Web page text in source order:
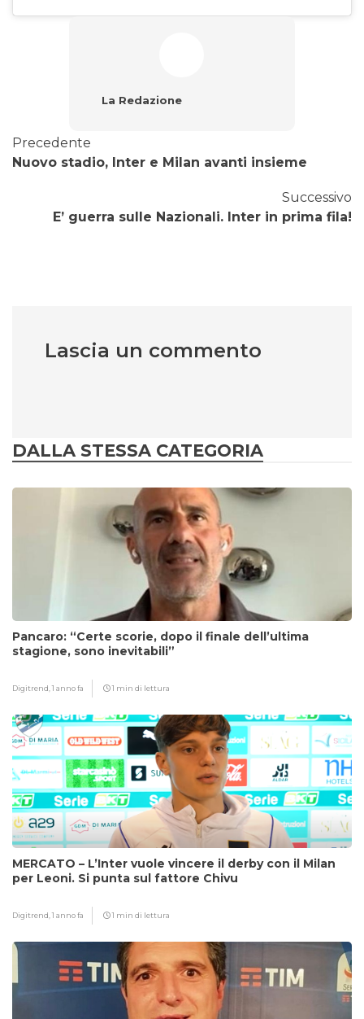
La Redazione
Precedente
Nuovo stadio, Inter e Milan avanti insieme
Successivo
E’ guerra sulle Nazionali. Inter in prima fila!
Lascia un commento
DALLA STESSA CATEGORIA
Pancaro: “Certe scorie, dopo il finale dell’ultima
stagione, sono inevitabili”
Digitrend,1 anno fa 1 min di lettura
MERCATO – L’Inter vuole vincere il derby con il Milan
per Leoni. Si punta sul fattore Chivu
Digitrend,1 anno fa 1 min di lettura